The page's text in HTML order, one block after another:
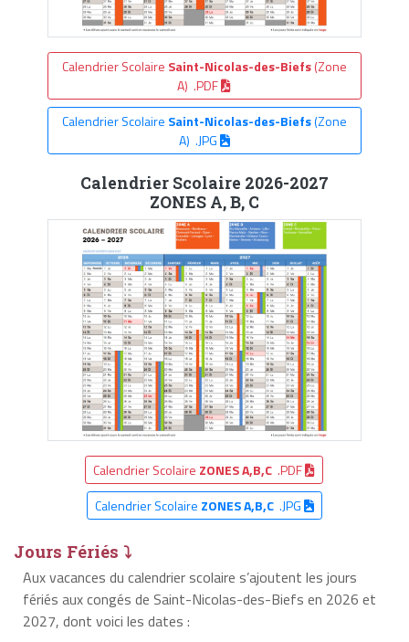
Calendrier Scolaire Saint-Nicolas-des-Biefs(Zone
A) .PDF
Calendrier Scolaire Saint-Nicolas-des-Biefs(Zone
A) .JPG
Calendrier Scolaire 2026-2027
ZONES A, B, C
Calendrier Scolaire ZONES A,B,C .PDF
Calendrier Scolaire ZONES A,B,C.JPG
Jours Fériés ⤵
Aux vacances du calendrier scolaire s’ajoutent les jours
fériés aux congés de Saint-Nicolas-des-Biefs en 2026 et
2027, dont voici les dates :